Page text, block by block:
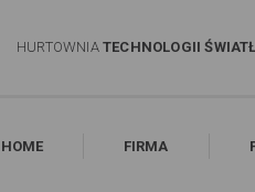
HURTOWNIA TECHNOLOGII
HOME FIRMA